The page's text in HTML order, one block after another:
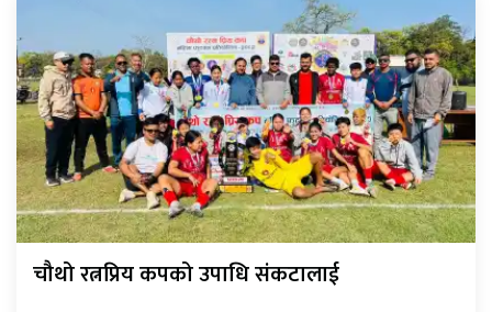
चौथो रत्नप्रिय कपको उपाधि संकटालाई